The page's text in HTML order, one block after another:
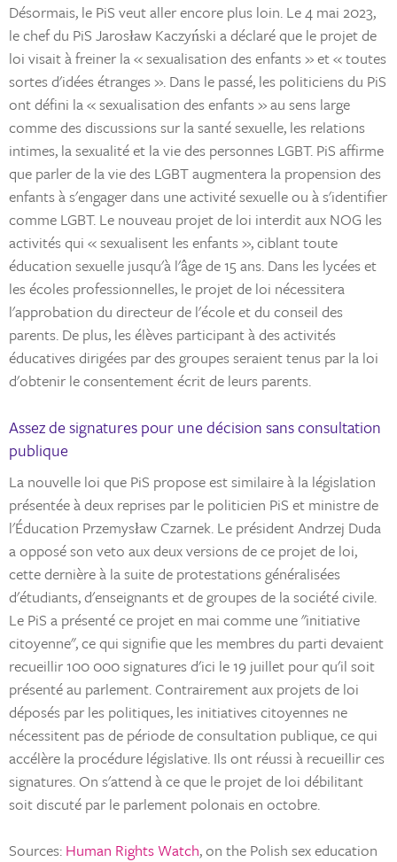
Désormais, le PiS veut aller encore plus loin. Le 4 mai 2023,
le chef du PiS Jarosław Kaczyński a déclaré que le projet de
loi visait à freiner la « sexualisation des enfants » et « toutes
sortes d'idées étranges ». Dans le passé, les politiciens du PiS
ont défini la « sexualisation des enfants » au sens large
comme des discussions sur la santé sexuelle, les relations
intimes, la sexualité et la vie des personnes LGBT. PiS affirme
que parler de la vie des LGBT augmentera la propension des
enfants à s'engager dans une activité sexuelle ou à s'identifier
comme LGBT. Le nouveau projet de loi interdit aux NOG les
activités qui « sexualisent les enfants », ciblant toute
éducation sexuelle jusqu'à l'âge de 15 ans. Dans les lycées et
les écoles professionnelles, le projet de loi nécessitera
l'approbation du directeur de l'école et du conseil des
parents. De plus, les élèves participant à des activités
éducatives dirigées par des groupes seraient tenus par la loi
d'obtenir le consentement écrit de leurs parents.
Assez de signatures pour une décision sans consultation
publique
La nouvelle loi que PiS propose est similaire à la législation
présentée à deux reprises par le politicien PiS et ministre de
l'Éducation Przemysław Czarnek. Le président Andrzej Duda
a opposé son veto aux deux versions de ce projet de loi,
cette dernière à la suite de protestations généralisées
d'étudiants, d'enseignants et de groupes de la société civile.
Le PiS a présenté ce projet en mai comme une "initiative
citoyenne", ce qui signifie que les membres du parti devaient
recueillir 100 000 signatures d'ici le 19 juillet pour qu'il soit
présenté au parlement. Contrairement aux projets de loi
déposés par les politiques, les initiatives citoyennes ne
nécessitent pas de période de consultation publique, ce qui
accélère la procédure législative. Ils ont réussi à recueillir ces
signatures. On s'attend à ce que le projet de loi débilitant
soit discuté par le parlement polonais en octobre.
Sources: Human Rights Watch, on the Polish sex education